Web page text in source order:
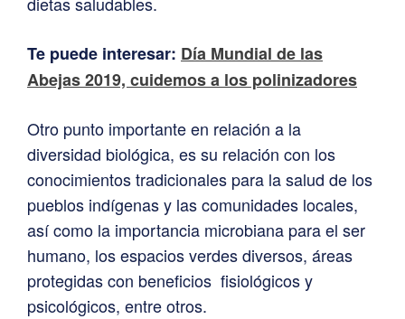
Te puede interesar: Día Mundial de las
Abejas 2019, cuidemos a los polinizadores
Otro punto importante en relación a la
diversidad biológica, es su relación con los
conocimientos tradicionales para la salud de los
pueblos indígenas y las comunidades locales,
así como la importancia microbiana para el ser
humano, los espacios verdes diversos, áreas
protegidas con beneficios fisiológicos y
psicológicos, entre otros.